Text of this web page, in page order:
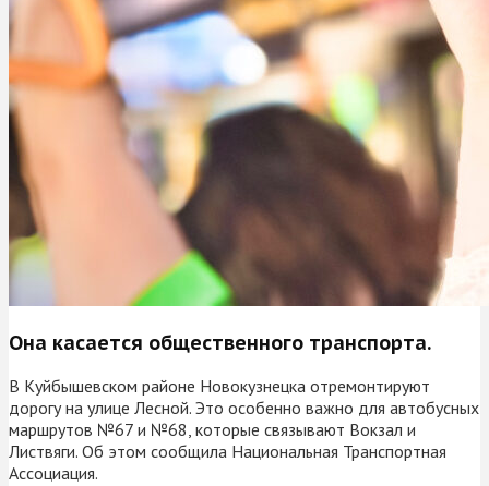
Она касается общественного транспорта.
В Куйбышевском районе Новокузнецка отремонтируют
дорогу на улице Лесной. Это особенно важно для автобусных
маршрутов №67 и №68, которые связывают Вокзал и
Листвяги. Об этом сообщила Национальная Транспортная
Ассоциация.